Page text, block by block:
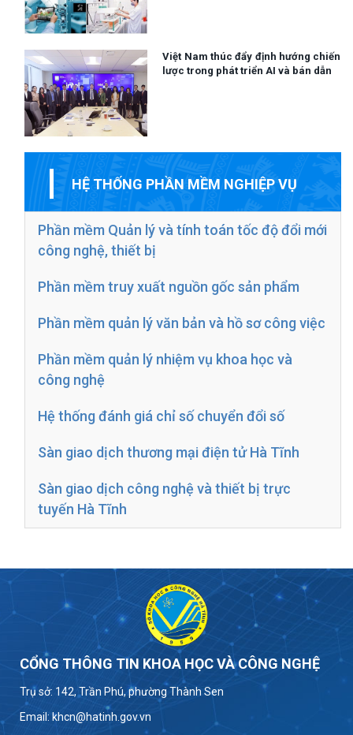
Việt Nam thúc đẩy định hướng chiến
lược trong phát triển AI và bán dẫn
HỆ THỐNG PHẦN MỀM NGHIỆP VỤ
Phần mềm Quản lý và tính toán tốc độ đổi mới
công nghệ, thiết bị
Phần mềm truy xuất nguồn gốc sản phẩm
Phần mềm quản lý văn bản và hồ sơ công việc
Phần mềm quản lý nhiệm vụ khoa học và
công nghệ
Hệ thống đánh giá chỉ số chuyển đổi số
Sàn giao dịch thương mại điện tử Hà Tĩnh
Sàn giao dịch công nghệ và thiết bị trực
tuyến Hà Tĩnh
CỔNG THÔNG TIN KHOA HỌC VÀ CÔNG NGHỆ
Trụ sở: 142, Trần Phú, phường Thành Sen
Email: khcn@hatinh.gov.vn